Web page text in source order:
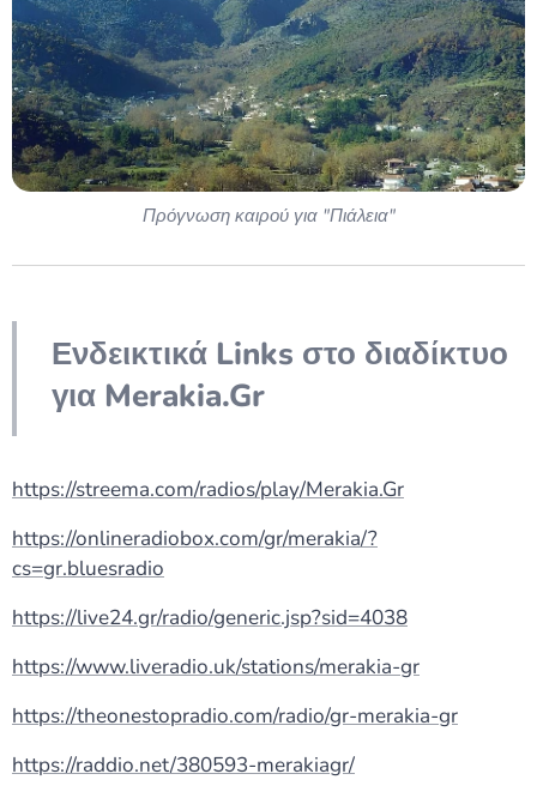
Πρόγνωση καιρού για "Πιάλεια"
Ενδεικτικά Links στο διαδίκτυο
για Merakia.Gr
https://streema.com/radios/play/Merakia.Gr
https://onlineradiobox.com/gr/merakia/?
cs=gr.bluesradio
https://live24.gr/radio/generic.jsp?sid=4038
https://www.liveradio.uk/stations/merakia-gr
https://theonestopradio.com/radio/gr-merakia-gr
https://raddio.net/380593-merakiagr/